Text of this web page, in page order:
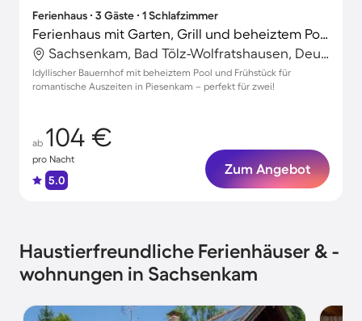
Ferienhaus ∙ 3 Gäste ∙ 1 Schlafzimmer
Ferienhaus mit Garten, Grill und beheiztem Pool
Sachsenkam, Bad Tölz-Wolfratshausen, Deutschland
Idyllischer Bauernhof mit beheiztem Pool und Frühstück für
romantische Auszeiten in Piesenkam – perfekt für zwei!
ab 104 €
pro Nacht
5.0
Zum Angebot
Haustierfreundliche Ferienhäuser & -
wohnungen in Sachsenkam